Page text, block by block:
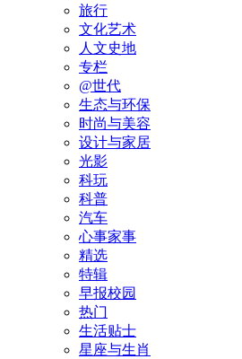
旅行
文化艺术
人文史地
专栏
@世代
生态与环保
时尚与美容
设计与家居
光影
科玩
科普
汽车
心事家事
精选
特辑
早报校园
热门
生活贴士
星座与生肖